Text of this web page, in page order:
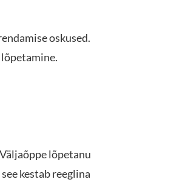
oskused.
lõpetamine.
lõpetanu
kestab reeglina